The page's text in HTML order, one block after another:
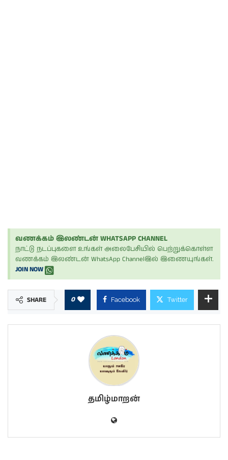
வணக்கம் இலண்டன் WHATSAPP CHANNEL
நாட்டு நடப்புகளை உங்கள் அலைபேசியில் பெற்றுக்கொள்ள
வணக்கம் இலண்டன் WhatsApp Channelஇல் இணையுங்கள்.
JOIN NOW
SHARE 0 Facebook Twitter
தமிழ்மாறன்